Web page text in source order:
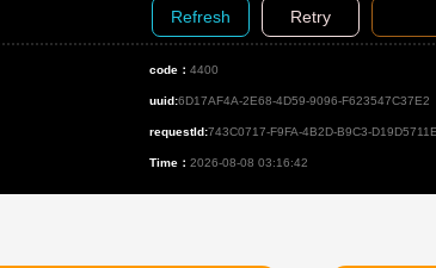
Refresh Retry
code： 4400
uuid:6D17AF4A-2E68-4D59-9096-F623547C37E2
requestId:743C0717-F9FA-4B2D-B9C3-
Time： 2026-08-08 03:16:42